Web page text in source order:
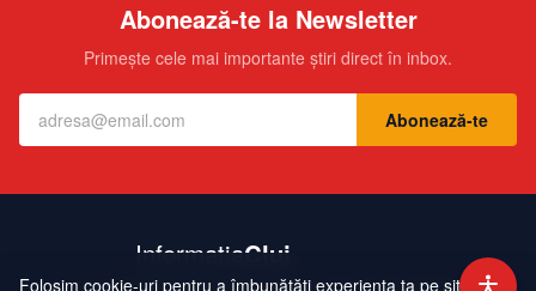
Abonează-te la Newsletter
Primește cele mai importante știri direct în inbox.
Abonează-te
ContactEchipa Publicitate Politică de ConfidențialitateHartă Site
Folosim cookie-uri pentru a îmbunătăți experiența ta pe site.